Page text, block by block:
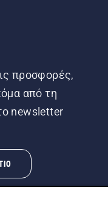
προσφορές,
από τη
newsletter